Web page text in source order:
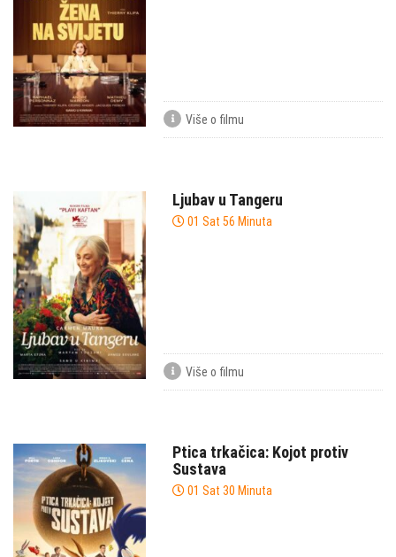
Više o filmu
Ljubav u Tangeru
01 Sat 56 Minuta
Više o filmu
Ptica trkačica: Kojot protiv
Sustava
01 Sat 30 Minuta